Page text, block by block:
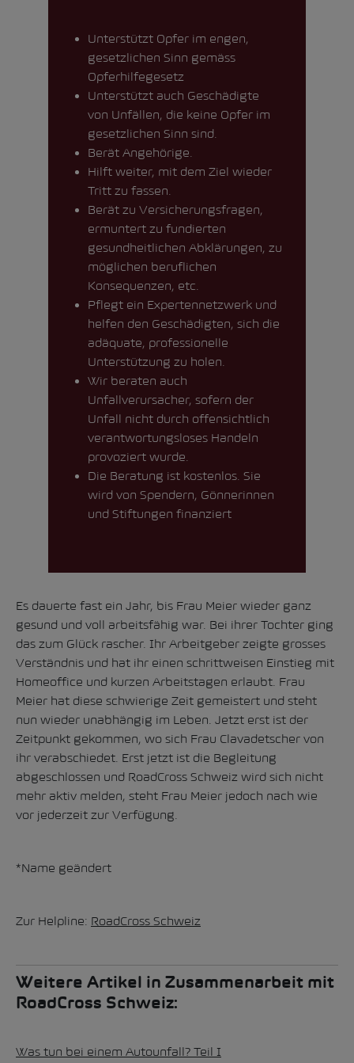
Unterstützt Opfer im engen,
gesetzlichen Sinn gemäss
Opferhilfegesetz
Unterstützt auch Geschädigte
von Unfällen, die keine Opfer im
gesetzlichen Sinn sind.
Berät Angehörige.
Hilft weiter, mit dem Ziel wieder
Tritt zu fassen.
Berät zu Versicherungsfragen,
ermuntert zu fundierten
gesundheitlichen Abklärungen, zu
möglichen beruflichen
Konsequenzen, etc.
Pflegt ein Expertennetzwerk und
helfen den Geschädigten, sich die
adäquate, professionelle
Unterstützung zu holen.
Wir beraten auch
Unfallverursacher, sofern der
Unfall nicht durch offensichtlich
verantwortungsloses Handeln
provoziert wurde.
Die Beratung ist kostenlos. Sie
wird von Spendern, Gönnerinnen
und Stiftungen finanziert
Es dauerte fast ein Jahr, bis Frau Meier wieder ganz
gesund und voll arbeitsfähig war. Bei ihrer Tochter ging
das zum Glück rascher. Ihr Arbeitgeber zeigte grosses
Verständnis und hat ihr einen schrittweisen Einstieg mit
Homeoffice und kurzen Arbeitstagen erlaubt. Frau
Meier hat diese schwierige Zeit gemeistert und steht
nun wieder unabhängig im Leben. Jetzt erst ist der
Zeitpunkt gekommen, wo sich Frau Clavadetscher von
ihr verabschiedet. Erst jetzt ist die Begleitung
abgeschlossen und RoadCross Schweiz wird sich nicht
mehr aktiv melden, steht Frau Meier jedoch nach wie
vor jederzeit zur Verfügung.
*Name geändert
Zur Helpline: RoadCross Schweiz
Weitere Artikel in Zusammenarbeit mit
RoadCross Schweiz:
Was tun bei einem Autounfall? Teil I